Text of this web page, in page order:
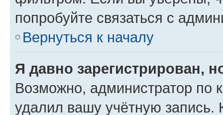
попробуйте связаться с
Вернуться к началу
Я давно зарегистрирован,
Возможно, администратор по
удалил вашу учётную запись.